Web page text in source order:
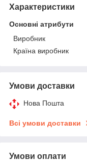
Характеристики
Основні атрибути
Виробник
Країна виробник
Умови доставки
Нова Пошта
Всі умови доставки
Умови оплати